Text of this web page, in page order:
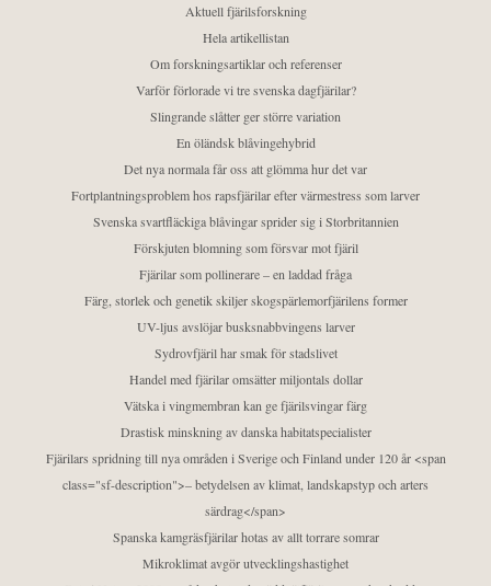
Aktuell fjärilsforskning
Hela artikellistan
Om forskningsartiklar och referenser
Varför förlorade vi tre svenska dagfjärilar?
Slingrande slåtter ger större variation
En öländsk blåvingehybrid
Det nya normala får oss att glömma hur det var
Fortplantningsproblem hos rapsfjärilar efter värmestress som larver
Svenska svartfläckiga blåvingar sprider sig i Storbritannien
Förskjuten blomning som försvar mot fjäril
Fjärilar som pollinerare – en laddad fråga
Färg, storlek och genetik skiljer skogspärlemorfjärilens former
UV-ljus avslöjar busksnabbvingens larver
Sydrovfjäril har smak för stadslivet
Handel med fjärilar omsätter miljontals dollar
Vätska i vingmembran kan ge fjärilsvingar färg
Drastisk minskning av danska habitatspecialister
Fjärilars spridning till nya områden i Sverige och Finland under 120 år <span
class="sf-description">– betydelsen av klimat, landskapstyp och arters
särdrag</span>
Spanska kamgräsfjärilar hotas av allt torrare somrar
Mikroklimat avgör utvecklingshastighet